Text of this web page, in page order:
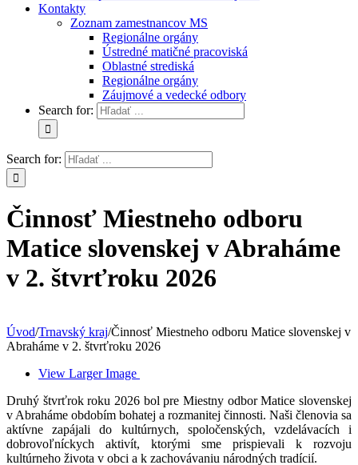
Kontakty
Zoznam zamestnancov MS
Regionálne orgány
Ústredné matičné pracoviská
Oblastné strediská
Regionálne orgány
Záujmové a vedecké odbory
Search for:
Search for:
Činnosť Miestneho odboru
Matice slovenskej v Abraháme
v 2. štvrťroku 2026
Úvod/Trnavský kraj/Činnosť Miestneho odboru Matice slovenskej v
Abraháme v 2. štvrťroku 2026
View Larger Image
Druhý štvrťrok roku 2026 bol pre Miestny odbor Matice slovenskej
v Abraháme obdobím bohatej a rozmanitej činnosti. Naši členovia sa
aktívne zapájali do kultúrnych, spoločenských, vzdelávacích i
dobrovoľníckych aktivít, ktorými sme prispievali k rozvoju
kultúrneho života v obci a k zachovávaniu národných tradícií.